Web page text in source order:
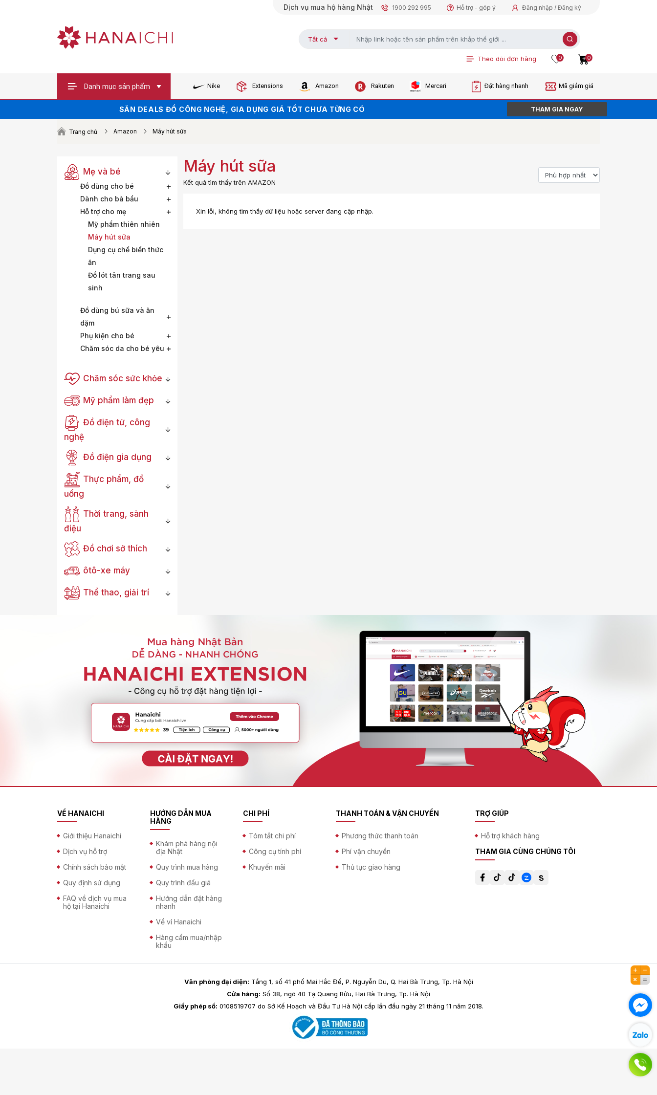
Dịch vụ mua hộ hàng Nhật 1900 292 995 Hỗ trợ - góp ý Đăng nhập / Đăng ký
Tất cả
Theo dõi đơn hàng 0 0
Danh mục sản phẩm Nike Extensions Amazon Rakuten Mercari Đặt hàng nhanh Mã giảm giá
HÀNG HOT XẢ KHO - GIÁ SALE CHẠM ĐÁY
SĂN DEALS ĐỒ CÔNG NGHỆ, GIA DỤNG GIÁ TỐT CHƯA TỪNG CÓ THAM GIA NGAY
SĂN VOUCHER UP TO 100K KHI ORDER TRÊN WEB (NHẤN ĐỂ LẤY MÃ) ORDER NGAY
Trang chủ Amazon Máy hút sữa
Mẹ và bé
Đồ dùng cho bé
Dành cho bà bầu
Hỗ trợ cho mẹ
Mỹ phẩm thiên nhiên
Máy hút sữa
Dụng cụ chế biến thức
ăn
Đồ lót tân trang sau
sinh
Đồ dùng bú sữa và ăn
dặm
Phụ kiện cho bé
Chăm sóc da cho bé yêu
Chăm sóc sức khỏe
Mỹ phẩm làm đẹp
Đồ điện tử, công
nghệ
Đồ điện gia dụng
Thực phẩm, đồ
uống
Thời trang, sành
điệu
Đồ chơi sở thích
ôtô-xe máy
Thể thao, giải trí
Máy hút sữa
Kết quả tìm thấy trên AMAZON
Xin lỗi, không tìm thấy dữ liệu hoặc server đang cập nhập.
VỀ HANAICHI
Giới thiệu Hanaichi
Dịch vụ hỗ trợ
Chính sách bảo mật
Quy định sử dụng
FAQ về dịch vụ mua
hộ tại Hanaichi
HƯỚNG DẪN MUA
HÀNG
Khám phá hàng nội
địa Nhật
Quy trình mua hàng
Quy trình đấu giá
Hướng dẫn đặt hàng
nhanh
Về ví Hanaichi
Hàng cấm mua/nhập
khẩu
CHI PHÍ
Tóm tắt chi phí
Công cụ tính phí
Khuyến mãi
THANH TOÁN & VẬN CHUYỂN
Phương thức thanh toán
Phí vận chuyển
Thủ tục giao hàng
TRỢ GIÚP
Hỗ trợ khách hàng
THAM GIA CÙNG CHÚNG TÔI
Văn phòng đại diện: Tầng 1, số 41 phố Mai Hắc Đế, P. Nguyễn Du, Q. Hai Bà Trưng, Tp. Hà Nội
Cửa hàng: Số 38, ngõ 40 Tạ Quang Bửu, Hai Bà Trưng, Tp. Hà Nội
Giấy phép số: 0108519707 do Sở Kế Hoạch và Đầu Tư Hà Nội cấp lần đầu ngày 21 tháng 11 năm 2018.